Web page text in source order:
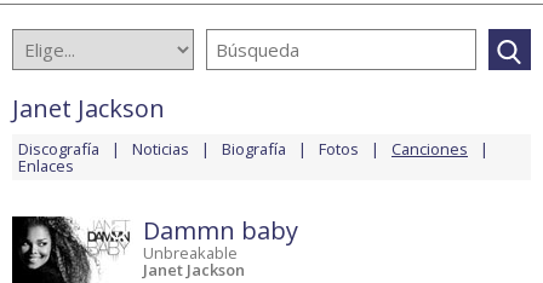
Janet Jackson
Discografía Noticias Biografía Fotos Canciones
Enlaces
Dammn baby
Unbreakable
Janet Jackson